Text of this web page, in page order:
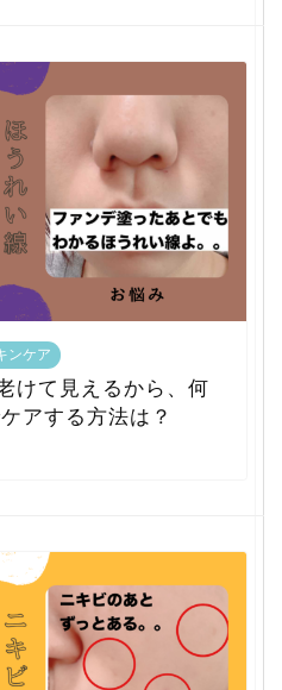
ンケア
けて見えるから、何
アする方法は？